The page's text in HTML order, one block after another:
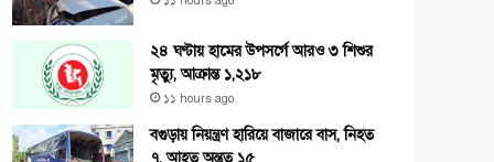
২৪ ঘণ্টায় হামের উপসর্গে আরও ৩ শিশুর
মৃত্যু, আক্রান্ত ১,২১৮
১১ hours ago
বগুড়ায় নিয়ন্ত্রণ হারিয়ে বাজারে বাস, নিহত
৭, আহত অন্তত ১৫